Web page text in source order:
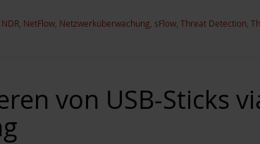
NDR NetFlow Netzwerküberwachung sFlow Threat Detection
von USB-Sticks